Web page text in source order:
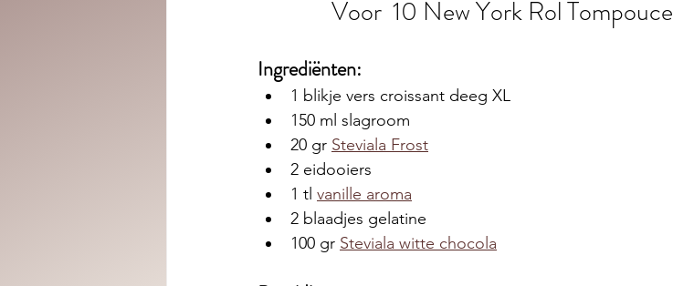
Voor  10 New York Rol Tompouce
Ingrediënten:
1 blikje vers croissant deeg XL
150 ml slagroom
20 gr Steviala Frost
2 eidooiers
1 tl vanille aroma
2 blaadjes gelatine
100 gr Steviala witte chocola